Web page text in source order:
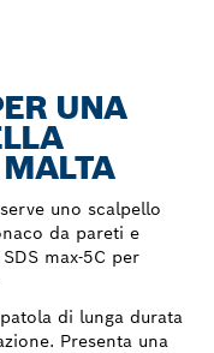
UNA
uno scalpello
da pareti e
max-5C per
di lunga durata
Presenta una